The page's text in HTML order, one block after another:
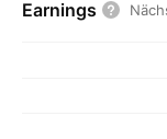
Earnings